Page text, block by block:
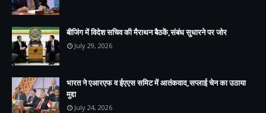
बीजिंग में विदेश सचिव की मैराथन बैठकें,संबंध सुधारने पर जोर
July 29, 2026
भारत ने एआरएफ व ईएएस समिट में आतंकवाद,सप्लाई चेन का उठाया
मुद्दा
July 24, 2026